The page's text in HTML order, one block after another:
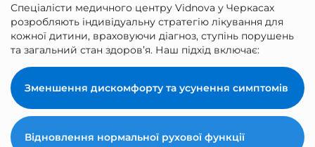
Спеціалісти медичного центру Vidnova у Черкасах
розробляють індивідуальну стратегію лікування для
кожної дитини, враховуючи діагноз, ступінь порушень
та загальний стан здоров’я. Наш підхід включає:
Зменшення дискомфорту та усунення симптомів
Відновлення нормальної рухової функції